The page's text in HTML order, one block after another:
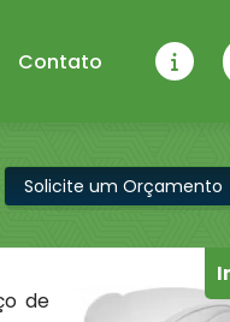
Contato
Solicite um Orçamento
de